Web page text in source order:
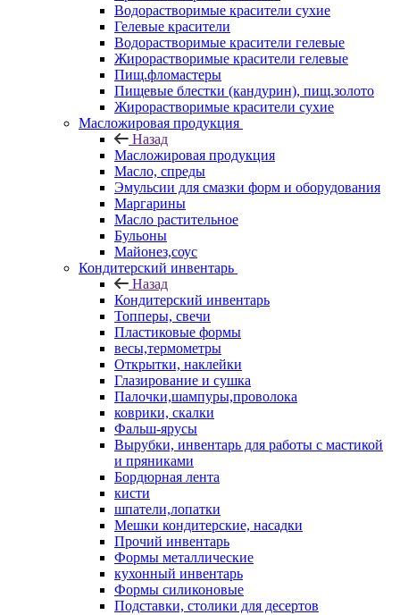
Водорастворимые красители сухие
Гелевые красители
Водорастворимые красители гелевые
Жирорастворимые красители гелевые
Пищ.фломастеры
Пищевые блестки (кандурин), пищ.золото
Жирорастворимые красители сухие
Масложировая продукция
Назад
Масложировая продукция
Масло, спреды
Эмульсии для смазки форм и оборудования
Маргарины
Масло растительное
Бульоны
Майонез,соус
Кондитерский инвентарь
Назад
Кондитерский инвентарь
Топперы, свечи
Пластиковые формы
весы,термометры
Открытки, наклейки
Глазирование и сушка
Палочки,шампуры,проволока
коврики, скалки
Фальш-ярусы
Вырубки, инвентарь для работы с мастикой
и пряниками
Бордюрная лента
кисти
шпатели,лопатки
Мешки кондитерские, насадки
Прочий инвентарь
Формы металлические
кухонный инвентарь
Формы силиконовые
Подставки, столики для десертов